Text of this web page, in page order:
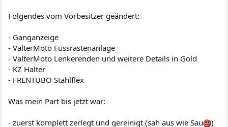
Folgendes vom Vorbesitzer geändert:
- Ganganzeige
- ValterMoto Fussrastenanlage
- ValterMoto Lenkerenden und weitere Details in Gold
- KZ Halter
- FRENTUBO Stahlflex
Was mein Part bis jetzt war:
- zuerst komplett zerlegt und gereinigt (sah aus wie Sau
)